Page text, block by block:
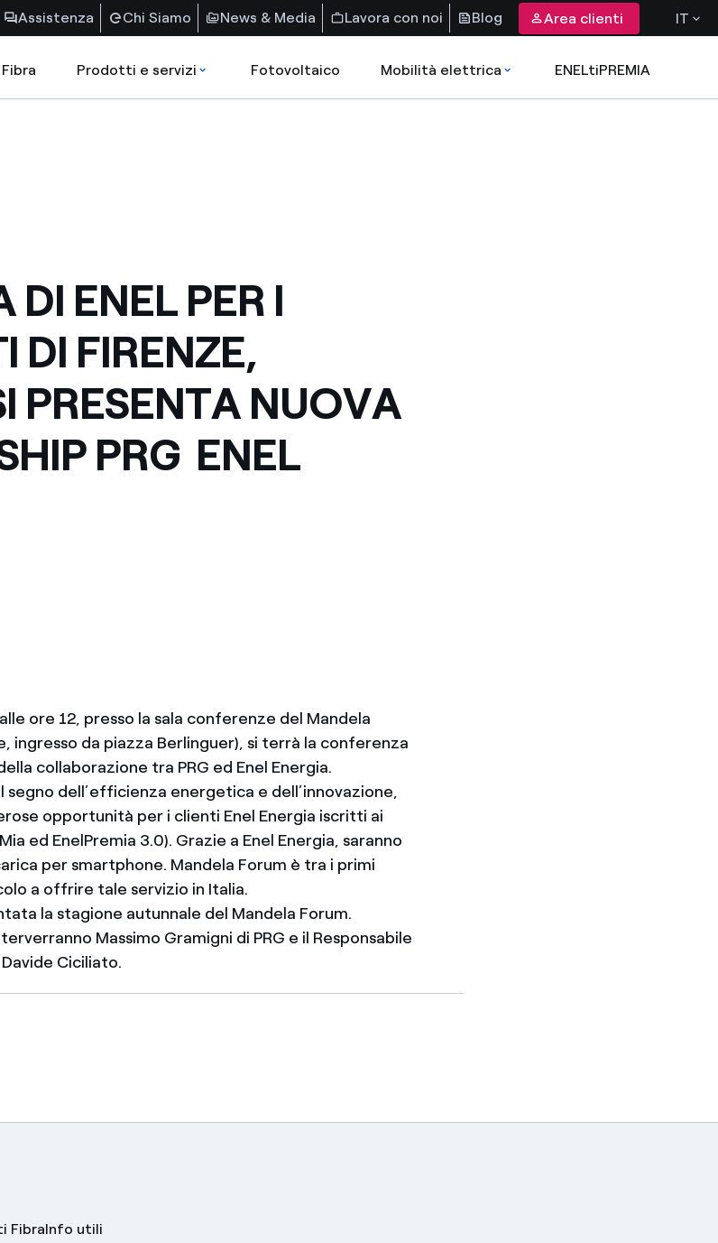
Assistenza Chi Siamo News & Media Lavora con noi Blog Area clienti IT
Prodotti e servizi Fotovoltaico Mobilità elettrica ENELtiPREMIA
DI ENEL PER I
DI FIRENZE,
PRESENTA NUOVA
PRG  ENEL
ore 12, presso la sala conferenze del Mandela
ingresso da piazza Berlinguer), si terrà la conferenza
collaborazione tra PRG ed Enel Energia.
segno dell’efficienza energetica e dell’innovazione,
opportunità per i clienti Enel Energia iscritti ai
ed EnelPremia 3.0). Grazie a Enel Energia, saranno
per smartphone. Mandela Forum è tra i primi
a offrire tale servizio in Italia.
la stagione autunnale del Mandela Forum.
Massimo Gramigni di PRG e il Responsabile
Ciciliato.
FibraInfo utili